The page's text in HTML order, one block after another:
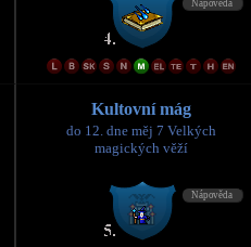
Kultovní mág
do 12. dne měj 7 Velkých
magických věží